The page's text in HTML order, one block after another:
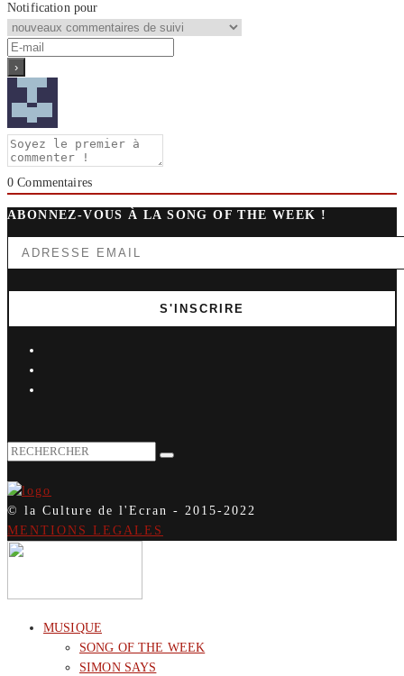
Notification pour
0 Commentaires
ABONNEZ-VOUS À LA SONG OF THE WEEK !
© la Culture de l'Ecran - 2015-2022
MENTIONS LEGALES
MUSIQUE
SONG OF THE WEEK
SIMON SAYS